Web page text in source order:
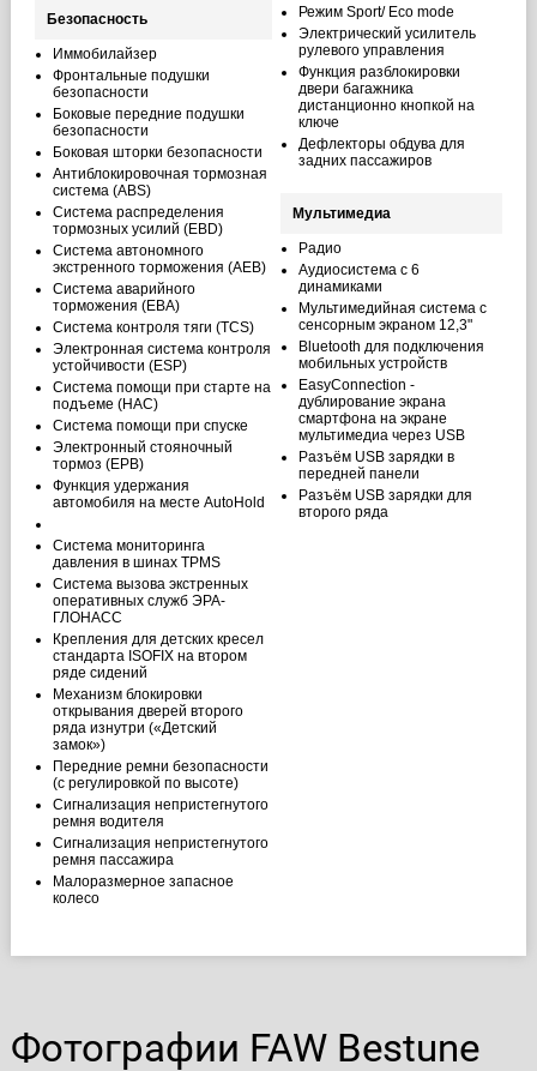
Безопасность
Иммобилайзер
Фронтальные подушки
безопасности
Боковые передние подушки
безопасности
Боковая шторки безопасности
Антиблокировочная тормозная
система (ABS)
Система распределения
тормозных усилий (EBD)
Система автономного
экстренного торможения (AEB)
Система аварийного
торможения (EBA)
Система контроля тяги (TCS)
Электронная система контроля
устойчивости (ESP)
Cистема помощи при старте на
подъеме (HAC)
Система помощи при спуске
Электронный стояночный
тормоз (EPB)
Функция удержания
автомобиля на месте AutoHold
Система мониторинга
давления в шинах TPMS
Система вызова экстренных
оперативных служб ЭРА-
ГЛОНАСС
Крепления для детских кресел
стандарта ISOFIX на втором
ряде сидений
Механизм блокировки
открывания дверей второго
ряда изнутри («Детский
замок»)
Передние ремни безопасности
(с регулировкой по высоте)
Сигнализация непристегнутого
ремня водителя
Сигнализация непристегнутого
ремня пассажира
Малоразмерное запасное
колесо
Режим Sport/ Eco mode
Электрический усилитель
рулевого управления
Функция разблокировки
двери багажника
дистанционно кнопкой на
ключе
Дефлекторы обдува для
задних пассажиров
Мультимедиа
Радио
Аудиосистема с 6
динамиками
Мультимедийная система с
сенсорным экраном 12,3"
Bluetooth для подключения
мобильных устройств
EasyConnection -
дублирование экрана
смартфона на экране
мультимедиa через USB
Разъём USB зарядки в
передней панели
Разъём USB зарядки для
второго ряда
Фотографии FAW Bestune